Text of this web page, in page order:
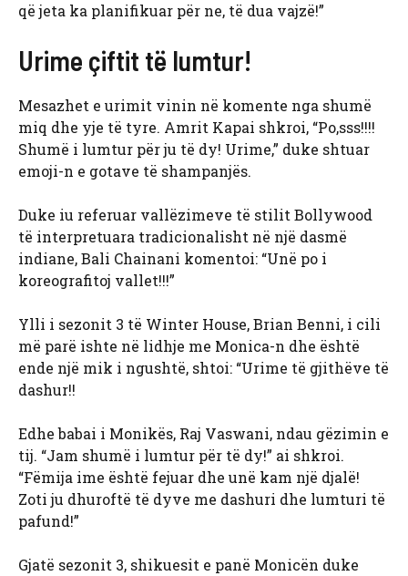
që jeta ka planifikuar për ne, të dua vajzë!”
Urime çiftit të lumtur!
Mesazhet e urimit vinin në komente nga shumë
miq dhe yje të tyre. Amrit Kapai shkroi, “Po,sss!!!!
Shumë i lumtur për ju të dy! Urime,” duke shtuar
emoji-n e gotave të shampanjës.
Duke iu referuar vallëzimeve të stilit Bollywood
të interpretuara tradicionalisht në një dasmë
indiane, Bali Chainani komentoi: “Unë po i
koreografitoj vallet!!!”
Ylli i sezonit 3 të Winter House, Brian Benni, i cili
më parë ishte në lidhje me Monica-n dhe është
ende një mik i ngushtë, shtoi: “Urime të gjithëve të
dashur!!
Edhe babai i Monikës, Raj Vaswani, ndau gëzimin e
tij. “Jam shumë i lumtur për të dy!” ai shkroi.
“Fëmija ime është fejuar dhe unë kam një djalë!
Zoti ju dhuroftë të dyve me dashuri dhe lumturi të
pafund!”
Gjatë sezonit 3, shikuesit e panë Monicën duke